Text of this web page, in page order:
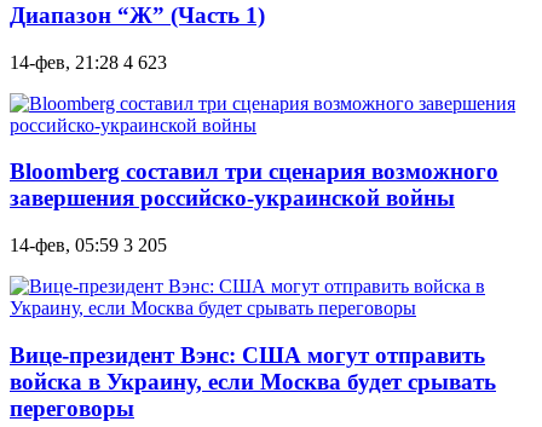
Диапазон “Ж” (Часть 1)
14-фев, 21:28 4 623
Bloomberg составил три сценария возможного
завершения российско-украинской войны
14-фев, 05:59 3 205
Вице-президент Вэнс: США могут отправить
войска в Украину, если Москва будет срывать
переговоры